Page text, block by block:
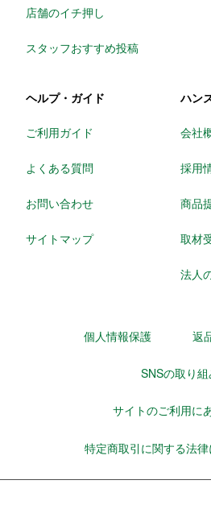
店舗のイチ押し
スタッフおすすめ投稿
ヘルプ・ガイド
ご利用ガイド
よくある質問
お問い合わせ
サイトマップ
ハン
会社
採用
商品
取材
法人
個人情報保護 返
SNSの取り
サイトのご利用に
特定商取引に関する法